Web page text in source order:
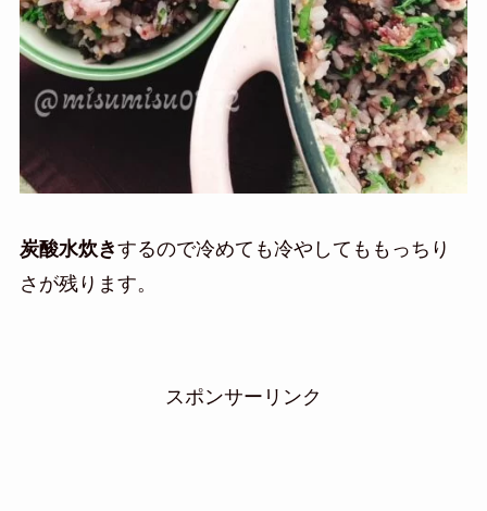
炭酸水炊きするので冷めても冷やしてももっちり
さが残ります。
スポンサーリンク